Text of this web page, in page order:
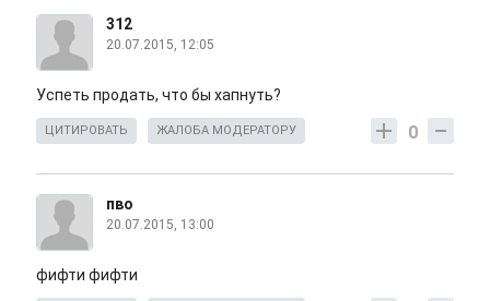
312
20.07.2015, 12:05
Успеть продать, что бы хапнуть?
0
ЦИТИРОВАТЬ ЖАЛОБА МОДЕРАТОРУ
пво
20.07.2015, 13:00
фифти фифти